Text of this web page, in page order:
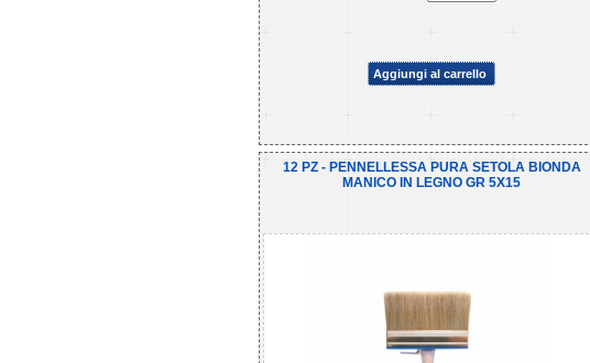
Aggiungi al carrello
12 PZ - PENNELLESSA PURA SETOLA BIONDA
MANICO IN LEGNO GR 5X15